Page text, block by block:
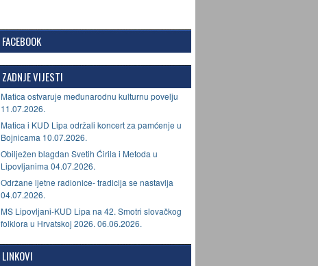
FACEBOOK
ZADNJE VIJESTI
Matica ostvaruje međunarodnu kulturnu povelju
11.07.2026.
Matica i KUD Lipa održali koncert za pamćenje u
Bojnicama 10.07.2026.
Obilježen blagdan Svetih Ćirila i Metoda u
Lipovljanima 04.07.2026.
Održane ljetne radionice- tradicija se nastavlja
04.07.2026.
MS Lipovljani-KUD Lipa na 42. Smotri slovačkog
folklora u Hrvatskoj 2026. 06.06.2026.
LINKOVI